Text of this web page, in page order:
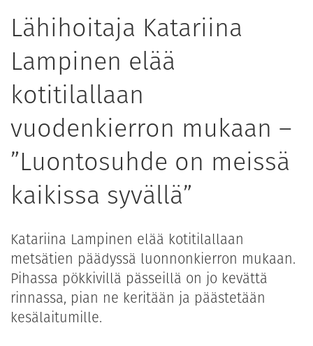
Lähihoitaja Katariina
Lampinen elää
kotitilallaan
vuodenkierron mukaan –
”Luontosuhde on meissä
kaikissa syvällä”
Katariina Lampinen elää kotitilallaan
metsätien päädyssä luonnonkierron mukaan.
Pihassa pökkivillä pässeillä on jo kevättä
rinnassa, pian ne keritään ja päästetään
kesälaitumille.